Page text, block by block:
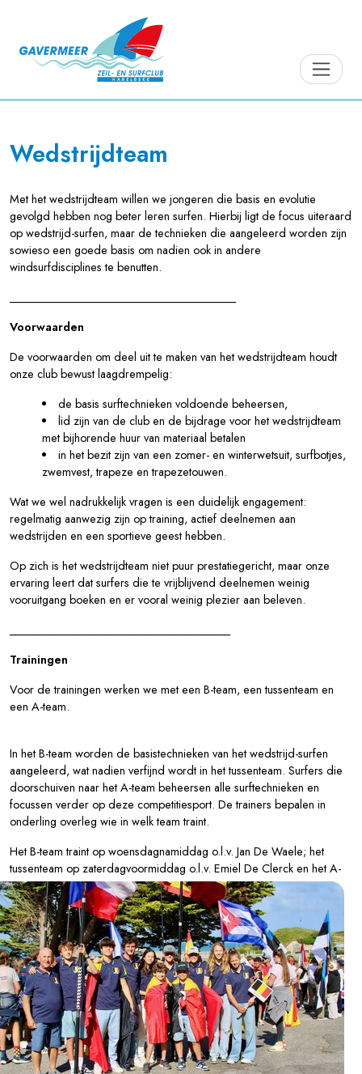
Wedstrijdteam
Met het wedstrijdteam willen we jongeren die basis en evolutie
gevolgd hebben nog beter leren surfen. Hierbij ligt de focus uiteraard
op wedstrijd-surfen, maar de technieken die aangeleerd worden zijn
sowieso een goede basis om nadien ook in andere
windsurfdisciplines te benutten.
Voorwaarden
De voorwaarden om deel uit te maken van het wedstrijdteam houdt
onze club bewust laagdrempelig:
de basis surftechnieken voldoende beheersen,
lid zijn van de club en de bijdrage voor het wedstrijdteam
met bijhorende huur van materiaal betalen
in het bezit zijn van een zomer- en winterwetsuit, surfbotjes,
zwemvest, trapeze en trapezetouwen.
Wat we wel nadrukkelijk vragen is een duidelijk engagement:
regelmatig aanwezig zijn op training, actief deelnemen aan
wedstrijden en een sportieve geest hebben.
Op zich is het wedstrijdteam niet puur prestatiegericht, maar onze
ervaring leert dat surfers die te vrijblijvend deelnemen weinig
vooruitgang boeken en er vooral weinig plezier aan beleven.
Trainingen
Voor de trainingen werken we met een B-team, een tussenteam en
een A-team.
In het B-team worden de basistechnieken van het wedstrijd-surfen
aangeleerd, wat nadien verfijnd wordt in het tussenteam. Surfers die
doorschuiven naar het A-team beheersen alle surftechnieken en
focussen verder op deze competitiesport. De trainers bepalen in
onderling overleg wie in welk team traint.
Het B-team traint op woensdagnamiddag o.l.v. Jan De Waele; het
tussenteam op zaterdagvoormiddag o.l.v. Emiel De Clerck en het A-